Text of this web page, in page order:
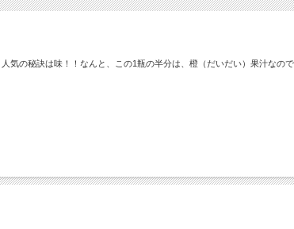
気の秘訣は味！！なんと、この1瓶の半分は、橙（だいだい）果汁な